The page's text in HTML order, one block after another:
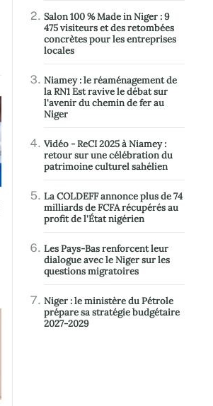
Salon 100 % Made in Niger : 9
475 visiteurs et des retombées
concrètes pour les entreprises
locales
Niamey : le réaménagement de
la RN1 Est ravive le débat sur
l'avenir du chemin de fer au
Niger
Vidéo - ReCI 2025 à Niamey :
retour sur une célébration du
patrimoine culturel sahélien
La COLDEFF annonce plus de 74
milliards de FCFA récupérés au
profit de l'État nigérien
Les Pays-Bas renforcent leur
dialogue avec le Niger sur les
questions migratoires
Niger : le ministère du Pétrole
prépare sa stratégie budgétaire
2027-2029